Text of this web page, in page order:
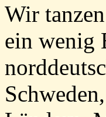
Wir
ein wenig